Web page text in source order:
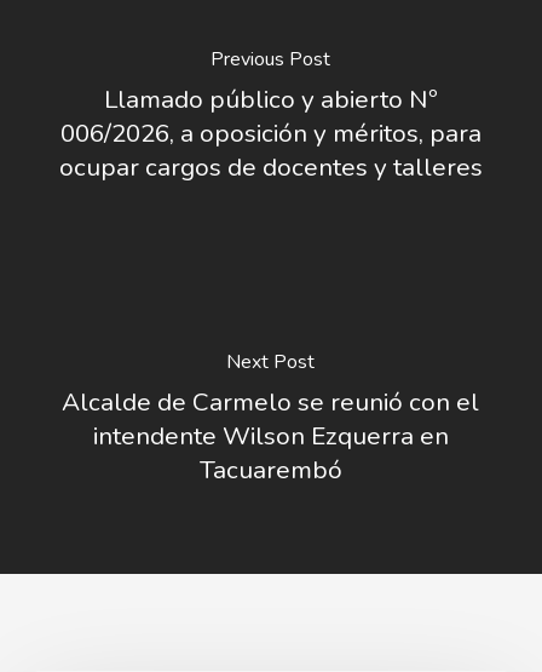
Previous Post
Llamado público y abierto Nº
006/2026, a oposición y méritos, para
ocupar cargos de docentes y talleres
Next Post
Alcalde de Carmelo se reunió con el
intendente Wilson Ezquerra en
Tacuarembó